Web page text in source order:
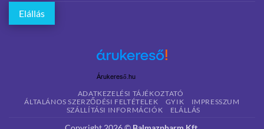
Elállás
Árukereső.hu
ADATKEZELÉSI TÁJÉKOZTATÓ
ÁLTALÁNOS SZERZŐDÉSI FELTÉTELEK
GYIK
IMPRESSZUM
SZÁLLÍTÁSI INFORMÁCIÓK
ELÁLLÁS